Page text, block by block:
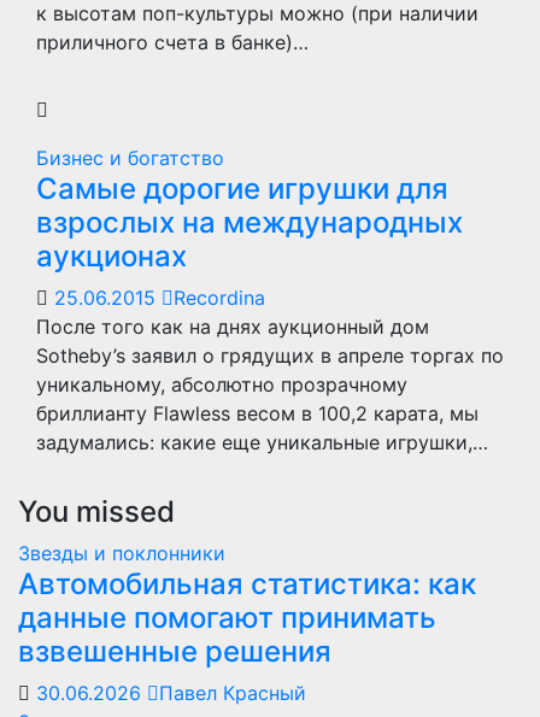
к высотам поп-культуры можно (при наличии
приличного счета в банке)…
Бизнес и богатство
Самые дорогие игрушки для
взрослых на международных
аукционах
25.06.2015
Recordina
После того как на днях аукционный дом
Sotheby’s заявил о грядущих в апреле торгах по
уникальному, абсолютно прозрачному
бриллианту Flawless весом в 100,2 карата, мы
задумались: какие еще уникальные игрушки,…
You missed
Звезды и поклонники
Автомобильная статистика: как
данные помогают принимать
взвешенные решения
30.06.2026
Павел Красный